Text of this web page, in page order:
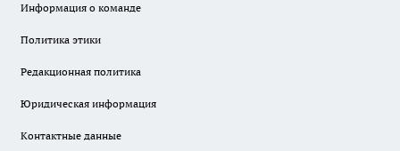
Информация о команде
Политика этики
Редакционная политика
Юридическая информация
Контактные данные